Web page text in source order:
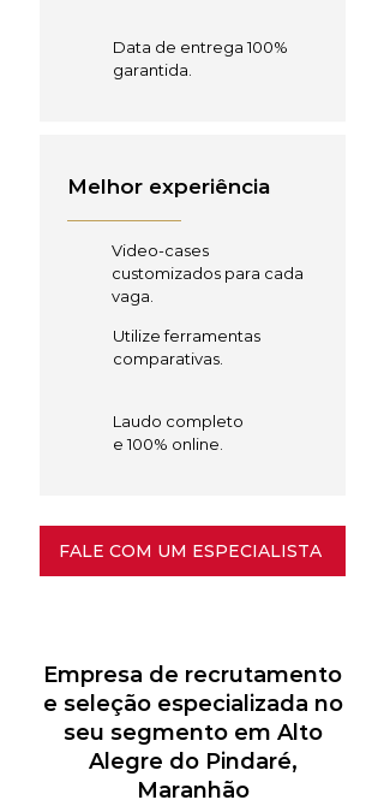
Data de entrega 100%
garantida.
Melhor experiência
Video-cases
customizados para cada
vaga.
Utilize ferramentas
comparativas.
Laudo completo
e 100% online.
FALE COM UM ESPECIALISTA
Empresa de recrutamento
e seleção especializada no
seu segmento em Alto
Alegre do Pindaré,
Maranhão